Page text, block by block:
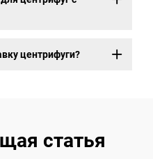
центрифуги?
статья